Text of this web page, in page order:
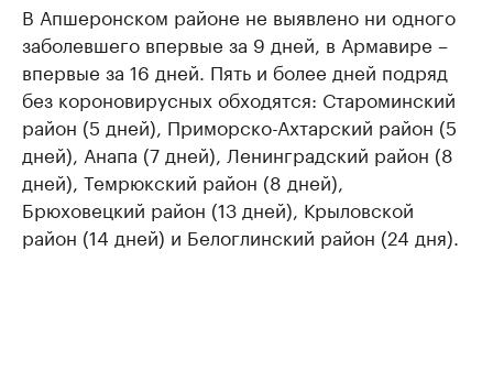
В Апшеронском районе не выявлено ни одного
заболевшего впервые за 9 дней, в Армавире –
впервые за 16 дней. Пять и более дней подряд
без короновирусных обходятся: Староминский
район (5 дней), Приморско-Ахтарский район (5
дней), Анапа (7 дней), Ленинградский район (8
дней), Темрюкский район (8 дней),
Брюховецкий район (13 дней), Крыловской
район (14 дней) и Белоглинский район (24 дня).